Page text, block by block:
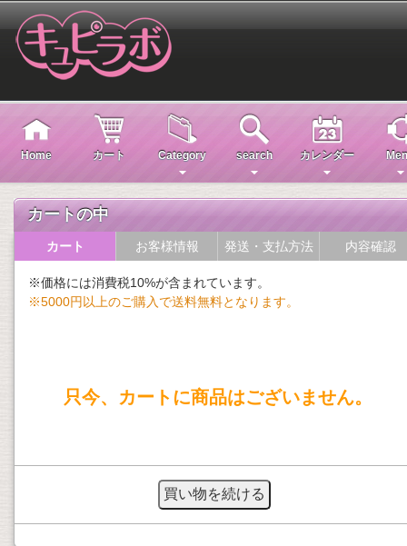
Home カート Category search カレンダー
カートの中
カート お客様情報 発送・支払方法 内容確認
※価格には消費税10%が含まれています。
※5000円以上のご購入で送料無料となります。
只今、カートに商品はございません。